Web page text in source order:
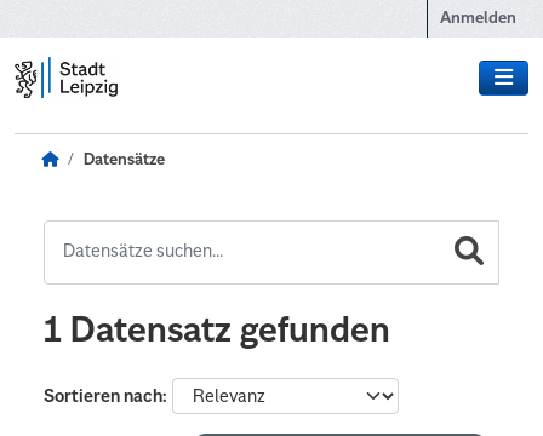
Anmelden
Datensätze
1 Datensatz gefunden
Sortieren nach